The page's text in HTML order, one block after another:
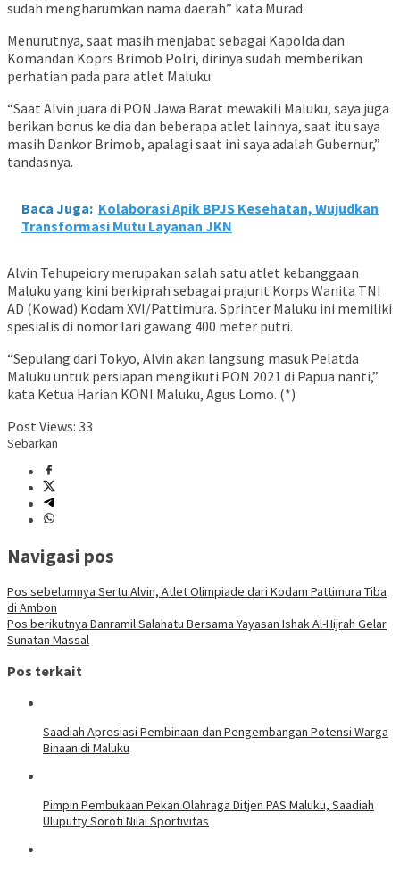
sudah mengharumkan nama daerah” kata Murad.
Menurutnya, saat masih menjabat sebagai Kapolda dan
Komandan Koprs Brimob Polri, dirinya sudah memberikan
perhatian pada para atlet Maluku.
“Saat Alvin juara di PON Jawa Barat mewakili Maluku, saya juga
berikan bonus ke dia dan beberapa atlet lainnya, saat itu saya
masih Dankor Brimob, apalagi saat ini saya adalah Gubernur,”
tandasnya.
Baca Juga: Kolaborasi Apik BPJS Kesehatan, Wujudkan
Transformasi Mutu Layanan JKN
Alvin Tehupeiory merupakan salah satu atlet kebanggaan
Maluku yang kini berkiprah sebagai prajurit Korps Wanita TNI
AD (Kowad) Kodam XVI/Pattimura. Sprinter Maluku ini memiliki
spesialis di nomor lari gawang 400 meter putri.
“Sepulang dari Tokyo, Alvin akan langsung masuk Pelatda
Maluku untuk persiapan mengikuti PON 2021 di Papua nanti,”
kata Ketua Harian KONI Maluku, Agus Lomo. (*)
Post Views: 33
Sebarkan
Navigasi pos
Pos sebelumnya Sertu Alvin, Atlet Olimpiade dari Kodam Pattimura Tiba
di Ambon
Pos berikutnya Danramil Salahatu Bersama Yayasan Ishak Al-Hijrah Gelar
Sunatan Massal
Pos terkait
Saadiah Apresiasi Pembinaan dan Pengembangan Potensi Warga
Binaan di Maluku
Pimpin Pembukaan Pekan Olahraga Ditjen PAS Maluku, Saadiah
Uluputty Soroti Nilai Sportivitas